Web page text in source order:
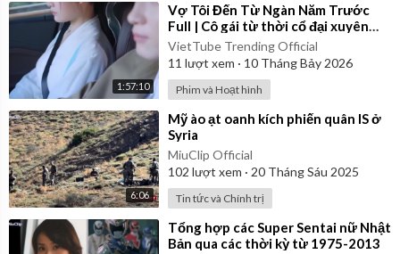
1:57:10
⁣Vợ Tôi Đến Từ Ngàn Năm Trước
Full | Cô gái từ thời cổ đại xuyên
đến thời hiện đại | Review Phim
VietTube Trending Official
11 lượt xem · 10 Tháng Bảy 2026
Phim và Hoạt hình
6:06
⁣Mỹ ào ạt oanh kích phiến quân IS ở
Syria
MiuClip Official
102 lượt xem · 20 Tháng Sáu 2025
Tin tức và Chính trị
⁣Tổng hợp các Super Sentai nữ Nhật
Bản qua các thời kỳ từ 1975-2013